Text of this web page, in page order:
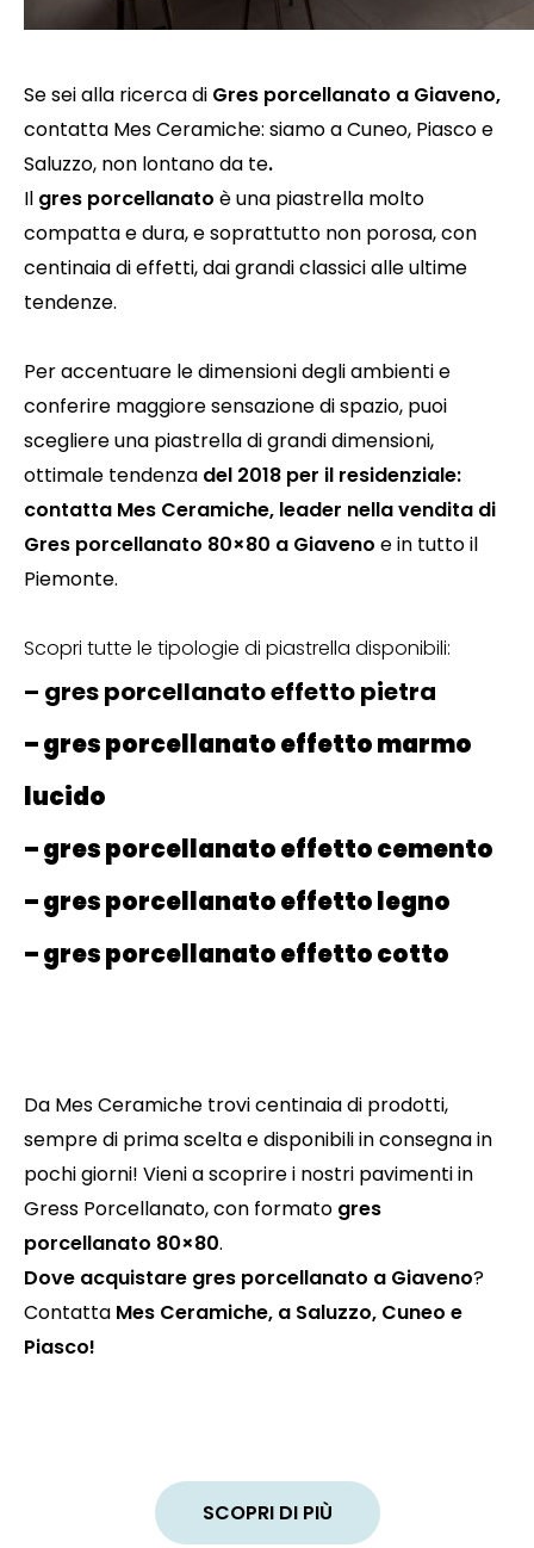
Se sei alla ricerca di Gres porcellanato a Giaveno,
contatta Mes Ceramiche: siamo a Cuneo, Piasco e
Saluzzo, non lontano da te.
Il gres porcellanato è una piastrella molto
compatta e dura, e soprattutto non porosa, con
centinaia di effetti, dai grandi classici alle ultime
tendenze.
Per accentuare le dimensioni degli ambienti e
conferire maggiore sensazione di spazio, puoi
scegliere una piastrella di grandi dimensioni,
ottimale tendenza del 2018 per il residenziale:
contatta Mes Ceramiche, leader nella vendita di
Gres porcellanato 80×80 a Giaveno e in tutto il
Piemonte.
Scopri tutte le tipologie di piastrella disponibili:
– gres porcellanato effetto pietra
– gres porcellanato effetto marmo
lucido
– gres porcellanato effetto cemento
– gres porcellanato effetto legno
– gres porcellanato effetto cotto
Da Mes Ceramiche trovi centinaia di prodotti,
sempre di prima scelta e disponibili in consegna in
pochi giorni! Vieni a scoprire i nostri pavimenti in
Gress Porcellanato, con formato gres
porcellanato 80×80.
Dove acquistare gres porcellanato a Giaveno?
Contatta Mes Ceramiche, a Saluzzo, Cuneo e
Piasco!
SCOPRI DI PIÙ